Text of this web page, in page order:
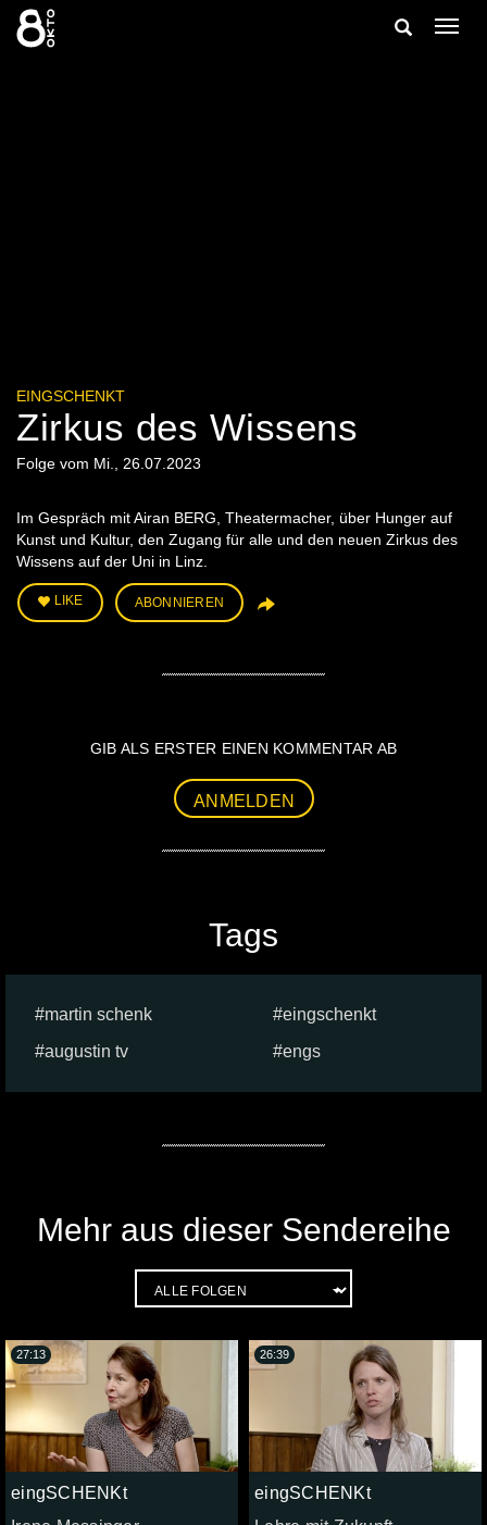
Zum
Inhalt
springen
Suche
EINGSCHENKT
Zirkus des Wissens
Folge vom Mi., 26.07.2023
Im Gespräch mit Airan BERG, Theatermacher, über Hunger auf
Kunst und Kultur, den Zugang für alle und den neuen Zirkus des
Wissens auf der Uni in Linz.
LIKE ABONNIEREN
GIB ALS ERSTER EINEN KOMMENTAR AB
ANMELDEN
Tags
martin schenk
eingschenkt
augustin tv
engs
Mehr aus dieser Sendereihe
eingSCHENKt
27:13
eingSCHENKt
26:39